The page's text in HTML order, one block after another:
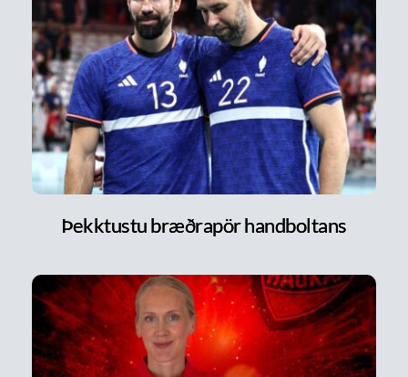
Þekktustu bræðrapör handboltans